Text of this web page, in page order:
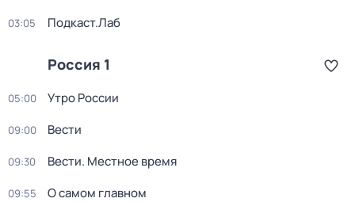
03:05 Подкаст.Лаб
Россия 1
05:00 Утро России
09:00 Вести
09:30 Вести. Местное время
09:55 О самом главном